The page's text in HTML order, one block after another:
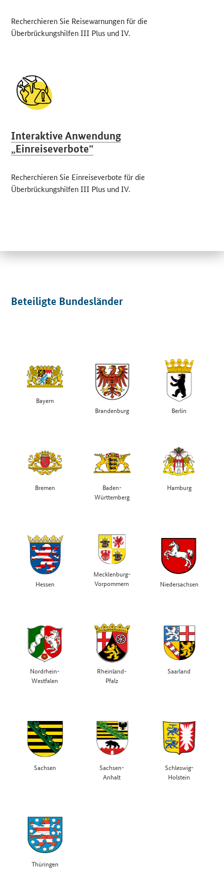
Recherchieren Sie Reisewarnungen für die
ÜberbrückungshilfenIII Plus undIV.
Interaktive Anwendung
„Einreiseverbote“
Recherchieren Sie Einreiseverbote für die
ÜberbrückungshilfenIII Plus undIV.
Beteiligte Bundesländer
Bayern
Brandenburg
Berlin
Bremen
Baden-
Württemberg
Hamburg
Hessen
Mecklenburg-
Vorpommern
Niedersachsen
Nordrhein-
Westfalen
Rheinland-
Pfalz
Saarland
Sachsen
Sachsen-
Anhalt
Schleswig-
Holstein
Thüringen